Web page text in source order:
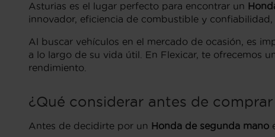
Asturias es el lugar perfecto para encontrar un
innovador, eficiencia de combustible y
Al buscar vehículos en el mercado de ocasión, es
a lo largo de su vida útil. En Flexicar, te ofrecemos
rendimiento.
¿Qué considerar antes de
Antes de decidirte por un Honda de segunda mano